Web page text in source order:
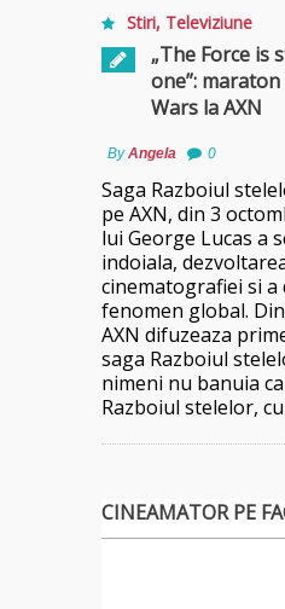
Stiri, Televiziune
„The Force is
one”:
Wars la AXN
ByAngela 0
Saga Razboiul
pe AXN, din 3
lui George Lucas a
indoiala,
cinematografiei si a
fenomen global.
AXN difuzeaza
saga Razboiul
nimeni nu banuia
Razboiul stelelor,
CINEAMATOR PE